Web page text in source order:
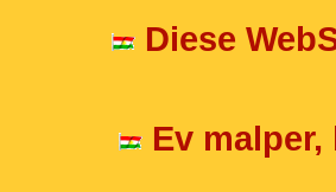
Diese
Ev malper,